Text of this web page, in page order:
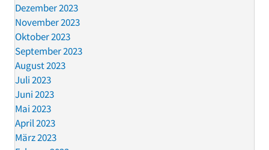
Dezember 2023
November 2023
Oktober 2023
September 2023
August 2023
Juli 2023
Juni 2023
Mai 2023
April 2023
März 2023